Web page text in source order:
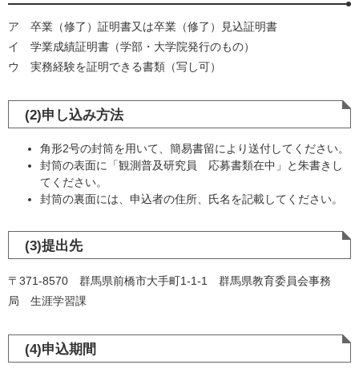
ア 卒業（修了）証明書又は卒業（修了）見込証明書
イ 学業成績証明書（学部・大学院発行のもの）
ウ 実務経験を証明できる書類（写し可）​
(2)申し込み方法
角形2号の封筒を用いて、簡易書留により送付してください。
封筒の表面に「観測普及研究員 応募書類在中」と朱書きし
てください。
封筒の裏面には、申込者の住所、氏名を記載してください。​
(3)提出先
〒371-8570 群馬県前橋市大手町1-1-1 群馬県教育委員会事務
局 生涯学習課
(4)申込期間